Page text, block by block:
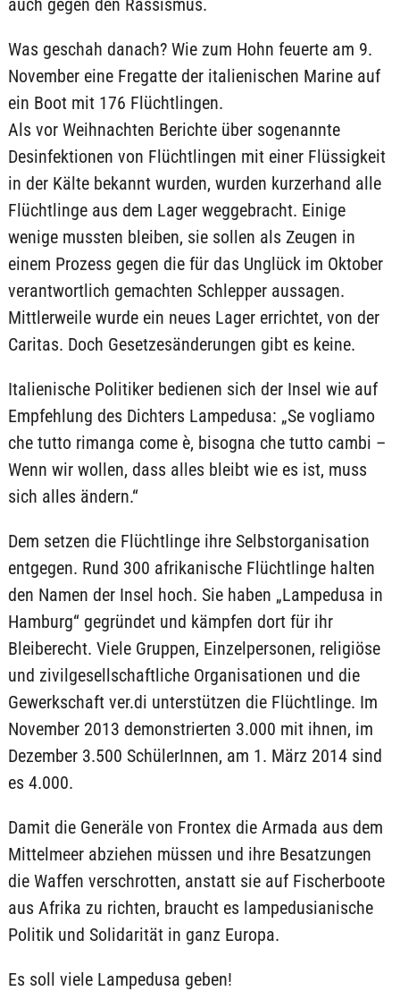
auch gegen den Rassismus.
Was geschah danach? Wie zum Hohn feuerte am 9.
November eine Fregatte der italienischen Marine auf
ein Boot mit 176 Flüchtlingen.
Als vor Weihnachten Berichte über sogenannte
Desinfektionen von Flüchtlingen mit einer Flüssigkeit
in der Kälte bekannt wurden, wurden kurzerhand alle
Flüchtlinge aus dem Lager weggebracht. Einige
wenige mussten bleiben, sie sollen als Zeugen in
einem Prozess gegen die für das Unglück im Oktober
verantwortlich gemachten Schlepper aussagen.
Mittlerweile wurde ein neues Lager errichtet, von der
Caritas. Doch Gesetzesänderungen gibt es keine.
Italienische Politiker bedienen sich der Insel wie auf
Empfehlung des Dichters Lampedusa: „Se vogliamo
che tutto rimanga come è, bisogna che tutto cambi –
Wenn wir wollen, dass alles bleibt wie es ist, muss
sich alles ändern.“
Dem setzen die Flüchtlinge ihre Selbstorganisation
entgegen. Rund 300 afrikanische Flüchtlinge halten
den Namen der Insel hoch. Sie haben „Lampedusa in
Hamburg“ gegründet und kämpfen dort für ihr
Bleiberecht. Viele Gruppen, Einzelpersonen, religiöse
und zivilgesellschaftliche Organisationen und die
Gewerkschaft ver.di unterstützen die Flüchtlinge. Im
November 2013 demonstrierten 3.000 mit ihnen, im
Dezember 3.500 SchülerInnen, am 1. März 2014 sind
es 4.000.
Damit die Generäle von Frontex die Armada aus dem
Mittelmeer abziehen müssen und ihre Besatzungen
die Waffen verschrotten, anstatt sie auf Fischerboote
aus Afrika zu richten, braucht es lampedusianische
Politik und Solidarität in ganz Europa.
Es soll viele Lampedusa geben!